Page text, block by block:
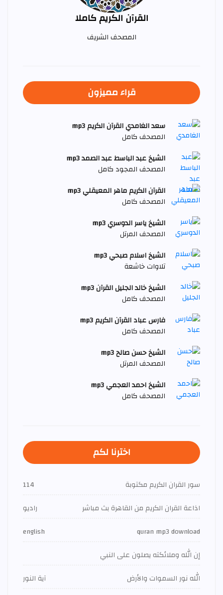
القرآن الكريم كاملا
المصحف الشريف
قراء مميزون
سعد الغامدي القرآن الكريم mp3
المصحف كامل
الشيخ عبد الباسط عبد الصمد mp3
المصحف المجود كامل
القرآن الكريم ماهر المعيقلي mp3
المصحف كامل
الشيخ ياسر الدوسري mp3
المصحف المرتل
الشيخ اسلام صبحي mp3
تلاوات خاشعة
الشيخ خالد الجليل القرآن mp3
المصحف كامل
فارس عباد القرآن الكريم mp3
المصحف كامل
الشيخ حسن صالح mp3
المصحف المرتل
الشيخ احمد العجمي mp3
المصحف كامل
اخترنا لكم
سور القران الكريم مكتوبة
114
اذاعة القران الكريم من القاهرة بث مباشر
راديو
quran mp3 download
english
إن الله وملائكته يصلون على النبي
الله نور السموات والأرض
آية النور